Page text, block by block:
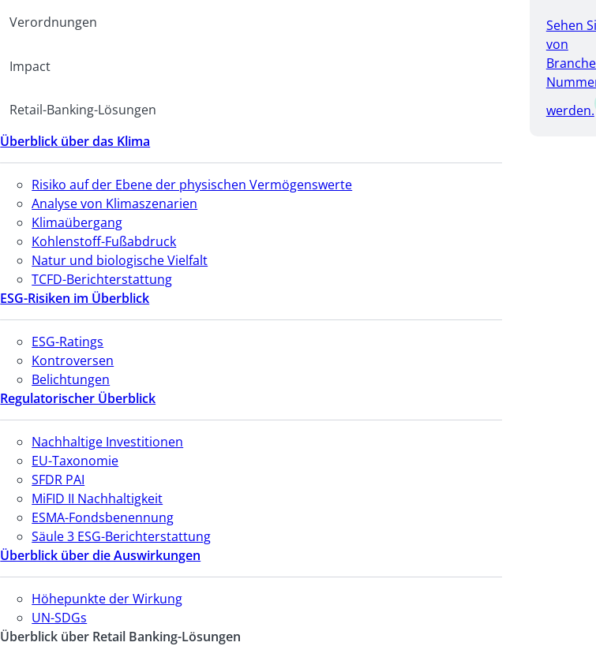
Verordnungen
Impact
Retail-Banking-Lösungen
Überblick über das Klima
Risiko auf der Ebene der physischen Vermögenswerte
Analyse von Klimaszenarien
Klimaübergang
Kohlenstoff-Fußabdruck
Natur und biologische Vielfalt
TCFD-Berichterstattung
ESG-Risiken im Überblick
ESG-Ratings
Kontroversen
Belichtungen
Regulatorischer Überblick
Nachhaltige Investitionen
EU-Taxonomie
SFDR PAI
MiFID II Nachhaltigkeit
ESMA-Fondsbenennung
Säule 3 ESG-Berichterstattung
Überblick über die Auswirkungen
Höhepunkte der Wirkung
UN-SDGs
Überblick über Retail Banking-Lösungen
Sehen
von
werden.